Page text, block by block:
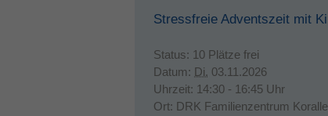
Stressfreie Adventszeit mit
Status: 10 Plätze frei
Datum: Di. 03.11.2026
Uhrzeit: 14:30 - 16:45 Uhr
Ort: DRK Familienzentrum